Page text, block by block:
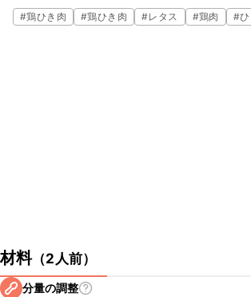
軽食などにおすすめです。ぜひ、作ってみてくだ
#鶏ひき肉 #鶏ひき肉 #レタス #鶏肉 #
材料（2人前）
分量の調整